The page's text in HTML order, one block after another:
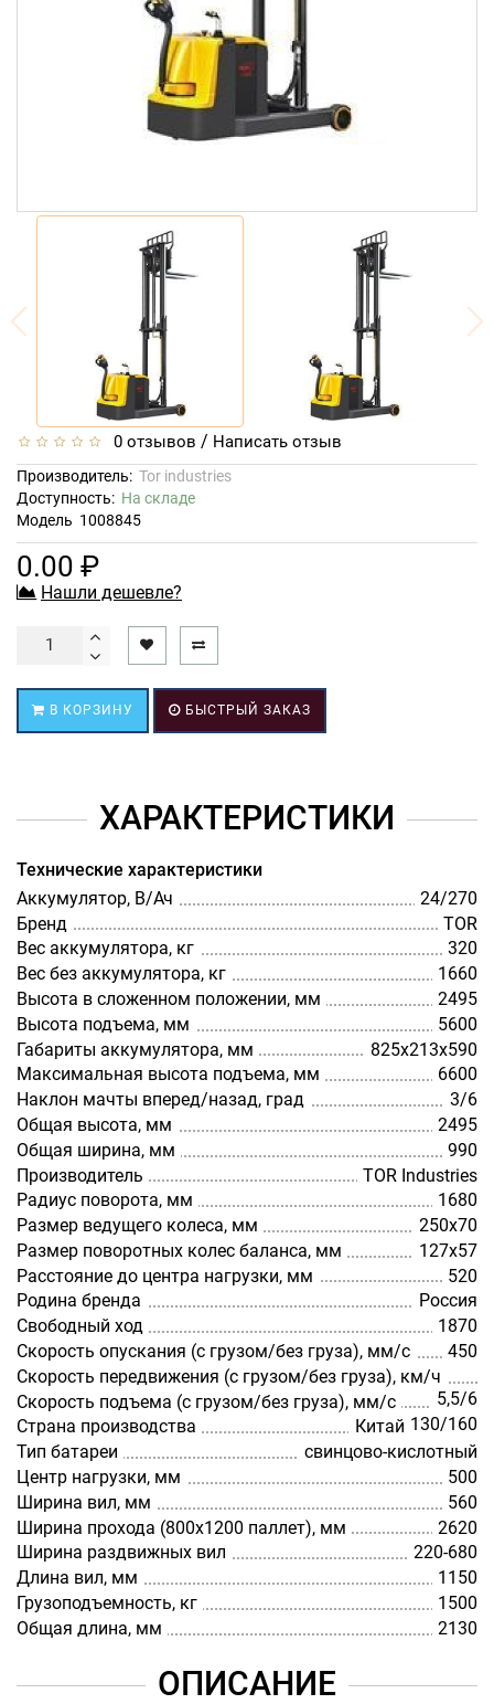
0 отзывов / Написать отзыв
Производитель: Tor industries
Доступность: На складе
Модель 1008845
0.00 ₽
Нашли дешевле?
В КОРЗИНУ БЫСТРЫЙ ЗАКАЗ
ХАРАКТЕРИСТИКИ
Технические характеристики
Аккумулятор, В/Ач
24/270
Бренд
TOR
Вес аккумулятора, кг
320
Вес без аккумулятора, кг
1660
Высота в сложенном положении, мм
2495
Высота подъема, мм
5600
Габариты аккумулятора, мм
825х213х590
Максимальная высота подъема, мм
6600
Наклон мачты вперед/назад, град
3/6
Общая высота, мм
2495
Общая ширина, мм
990
Производитель
TOR Industries
Радиус поворота, мм
1680
Размер ведущего колеса, мм
250х70
Размер поворотных колес баланса, мм
127х57
Расстояние до центра нагрузки, мм
520
Родина бренда
Россия
Свободный ход
1870
Скорость опускания (с грузом/без груза), мм/с
450
Скорость передвижения (с грузом/без груза), км/ч
5,5/6
Скорость подъема (с грузом/без груза), мм/с
130/160
Страна производства
Китай
Тип батареи
cвинцово-кислотный
Центр нагрузки, мм
500
Ширина вил, мм
560
Ширина прохода (800х1200 паллет), мм
2620
Ширина раздвижных вил
220-680
Длина вил, мм
1150
Грузоподъемность, кг
1500
Общая длина, мм
2130
ОПИСАНИЕ